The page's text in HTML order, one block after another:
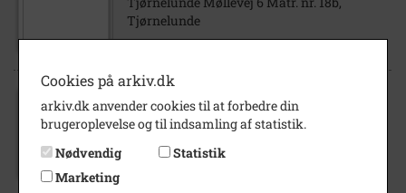
Tjørnelunde
1944
H.H.H.I.F.40 års jubilæum.
1944.Billedet er i "Høng 1920-66" side 74...
Cookies på arkiv.dk
arkiv.dk anvender cookies til at forbedre din
brugeroplevelse og til indsamling af statistik.
Nødvendig
Statistik
Marketing